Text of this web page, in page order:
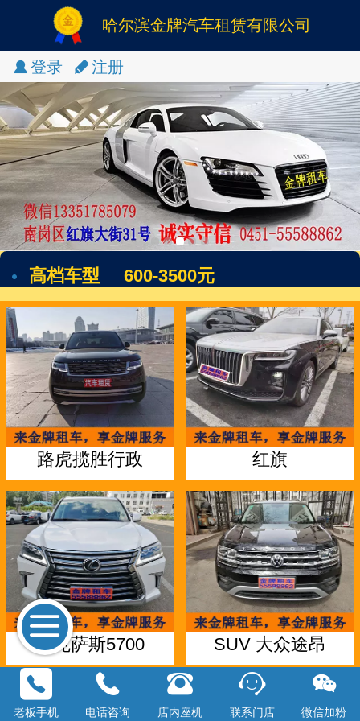
哈尔滨金牌汽车租赁有限公司
登录 注册
高档车型     600-3500元
路虎揽胜行政 红旗
雷克萨斯5700 SUV 大众途昂
老板手机 电话咨询 店内座机 联系门店 微信加粉